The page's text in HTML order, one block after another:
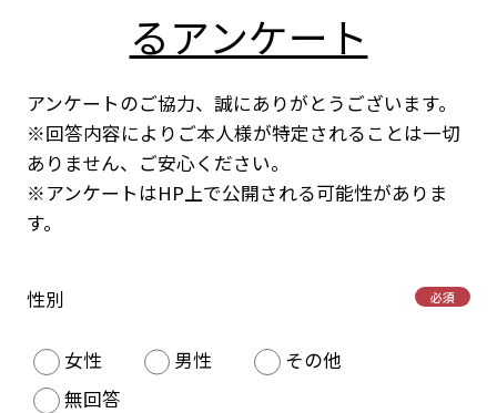
るアンケート
アンケートのご協力、誠にありがとうございます。
※回答内容によりご本人様が特定されることは一切
ありません、ご安心ください。
※アンケートはHP上で公開される可能性がありま
す。
性別 必須
女性 男性
その他
無回答